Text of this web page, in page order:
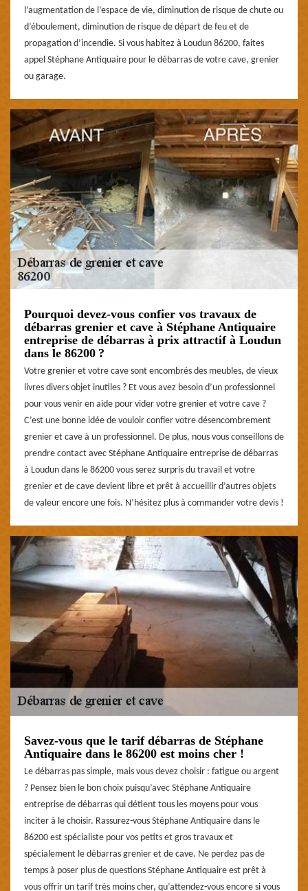
l’augmentation de l’espace de vie, diminution de risque de chute ou
d’éboulement, diminution de risque de départ de feu et de
propagation d’incendie. Si vous habitez à Loudun 86200, faites
appel Stéphane Antiquaire pour le débarras de votre cave, grenier
ou garage.
Pourquoi devez-vous confier vos travaux de
débarras grenier et cave à Stéphane Antiquaire
entreprise de débarras à prix attractif à Loudun
dans le 86200 ?
Votre grenier et votre cave sont encombrés des meubles, de vieux
livres divers objet inutiles ? Et vous avez besoin d’un professionnel
pour vous venir en aide pour vider votre grenier et votre cave ?
C’est une bonne idée de vouloir confier votre désencombrement
grenier et cave à un professionnel. De plus, nous vous conseillons de
prendre contact avec Stéphane Antiquaire entreprise de débarras
à Loudun dans le 86200 vous serez surpris du travail et votre
grenier et de cave devient libre et prêt à accueillir d’autres objets
de valeur encore une fois. N’hésitez plus à commander votre devis !
Savez-vous que le tarif débarras de Stéphane
Antiquaire dans le 86200 est moins cher !
Le débarras pas simple, mais vous devez choisir : fatigue ou argent
? Pensez bien le bon choix puisqu’avec Stéphane Antiquaire
entreprise de débarras qui détient tous les moyens pour vous
inciter à le choisir. Rassurez-vous Stéphane Antiquaire dans le
86200 est spécialiste pour vos petits et gros travaux et
spécialement le débarras grenier et de cave. Ne perdez pas de
temps à poser plus de questions Stéphane Antiquaire est prêt à
vous offrir un tarif très moins cher, qu’attendez-vous encore si vous